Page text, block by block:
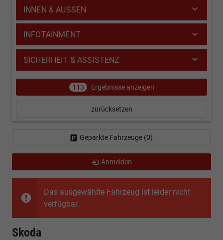
Das ausgewählte Fahrzeug ist leider nicht
verfügbar.
Skoda
INNEN & AUSSEN
INFOTAINMENT
SICHERHEIT & ASSISTENZ
113 Ergebnisse anzeigen
zurücksetzen
Geparkte Fahrzeuge (0)
Anmelden